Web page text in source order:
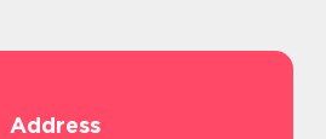
Address